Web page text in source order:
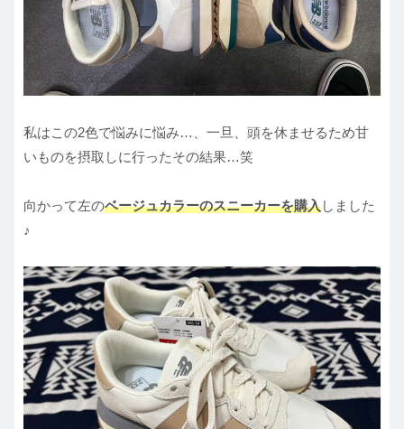
私はこの2色で悩みに悩み…、一旦、頭を休ませるため甘
いものを摂取しに行ったその結果…笑
向かって左のベージュカラーのスニーカーを購入しました
♪